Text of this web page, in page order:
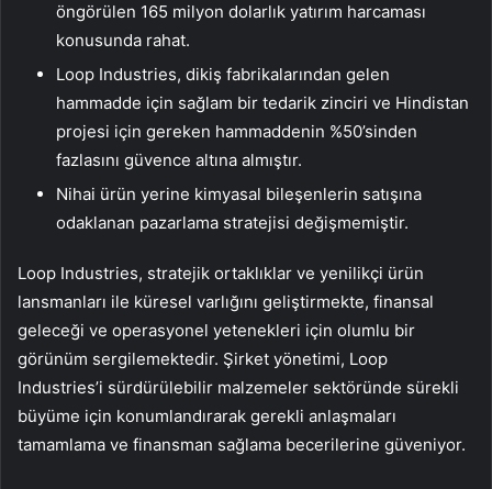
öngörülen 165 milyon dolarlık yatırım harcaması
konusunda rahat.
Loop Industries, dikiş fabrikalarından gelen
hammadde için sağlam bir tedarik zinciri ve Hindistan
projesi için gereken hammaddenin %50’sinden
fazlasını güvence altına almıştır.
Nihai ürün yerine kimyasal bileşenlerin satışına
odaklanan pazarlama stratejisi değişmemiştir.
Loop Industries, stratejik ortaklıklar ve yenilikçi ürün
lansmanları ile küresel varlığını geliştirmekte, finansal
geleceği ve operasyonel yetenekleri için olumlu bir
görünüm sergilemektedir. Şirket yönetimi, Loop
Industries’i sürdürülebilir malzemeler sektöründe sürekli
büyüme için konumlandırarak gerekli anlaşmaları
tamamlama ve finansman sağlama becerilerine güveniyor.